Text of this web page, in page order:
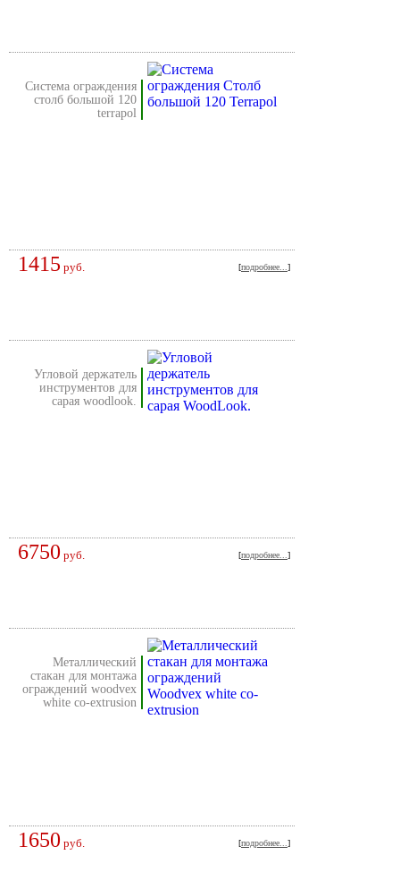
система ограждения
столб большой 120
terrapol
1415 руб. [подробнее... ]
угловой держатель
инструментов для
сарая woodlook.
6750 руб. [подробнее... ]
металлический
стакан для монтажа
ограждений woodvex
white co-extrusion
1650 руб. [подробнее... ]